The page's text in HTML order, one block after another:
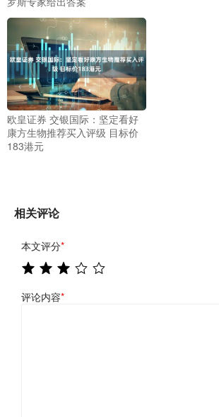
欧皇证券 交银国际：坚定看好
康方生物推荐买入评级 目标价
183港元
相关评论
本文评分*
评论内容*